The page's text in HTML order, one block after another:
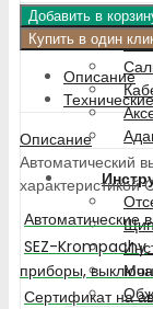
Добавить в
Купить в один
Описание
Описание
Автоматический
характеристикой
Автоматические
SEZ-
приборы,
Сертификат на